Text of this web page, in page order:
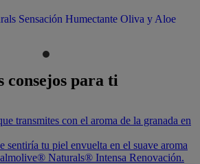
Sensación Humectante Oliva y Aloe
consejos para ti
transmites con el aroma de la granada en
sentiría tu piel envuelta en el suave aroma
Naturals® Intensa Renovación.